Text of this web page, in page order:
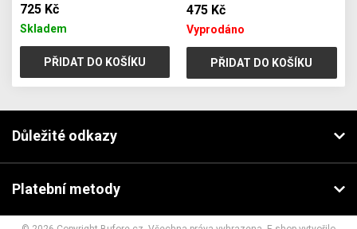
725 Kč
Skladem
PŘIDAT DO KOŠÍKU
475 Kč
Vyprodáno
PŘIDAT DO KOŠÍKU
Důležité odkazy
Platební metody